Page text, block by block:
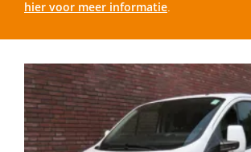
hier voor meer informatie.